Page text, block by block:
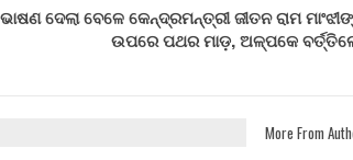
ଭାଷଣ ଦେଲା ବେଳେ କେନ୍ଦ୍ରମନ୍ତ୍ରୀ ଜୀତନ ରାମ
ଉପରେ ପଥର ମାଡ଼, ଅଳ୍ପକେ
More From